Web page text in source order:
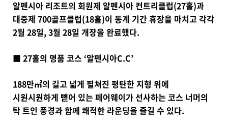
알펜시아 리조트의 회원제 알펜시아 컨트리클럽(27홀)과
대중제 700골프클럽(18홀)이 동계 기간 휴장을 마치고 각각
2월 28일, 3월 28일 개장을 완료했다.
■ 27홀의 명품 코스 ‘알펜시아C.C’
188만㎡의 길고 넓게 펼쳐진 평탄한 지형 위에
시원시원하게 뻗어 있는 페어웨이가 선사하는 코스 너머의
탁 트인 풍경과 함께 쾌적한 라운딩을 즐길 수 있다.